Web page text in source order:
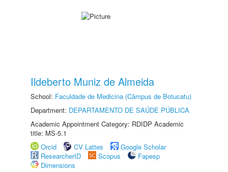
Ildeberto Muniz de Almeida
School: Faculdade de Medicina (Câmpus de Botucatu)
Department: DEPARTAMENTO DE SAÚDE PÚBLICA
Academic Appointment Category: RDIDP Academic
title: MS-5.1
Orcid
CV Lattes
Google Scholar
ResearcherID
Scopus
Fapesp
Dimensions